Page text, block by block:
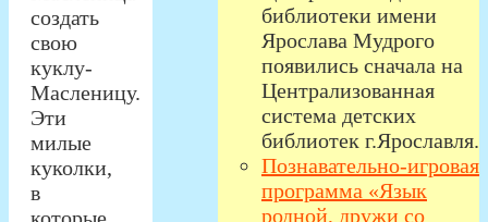
создать
свою
куклу-
Масленицу.
Эти
милые
куколки,
в
библиотеки имени
Ярослава Мудрого
появились сначала на
Централизованная
система детских
библиотек г.Ярославля.
Познавательно-игровая
программа «Язык
родной, дружи со